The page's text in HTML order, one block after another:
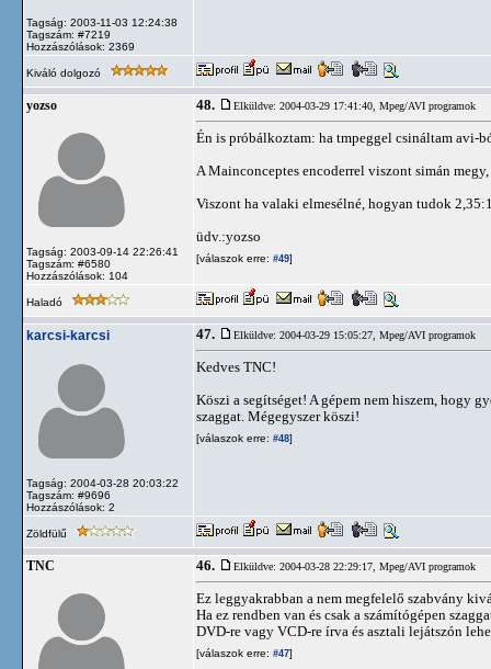
Tagság: 2003-11-03 12:24:38
Tagszám: #7219
Hozzászólások: 2369
Kiváló dolgozó
yozso
Tagság: 2003-09-14 22:26:41
Tagszám: #6580
Hozzászólások: 104
48. Elküldve: 2004-03-29 17:41:40, Mpeg/AVI programok
Én is próbálkoztam: ha tmpeggel csináltam avi-
A Mainconceptes encoderrel viszont simán
Viszont ha valaki elmesélné, hogyan tudok
üdv.:yozso
[válaszok erre: #49]
Haladó
karcsi-karcsi
Tagság: 2004-03-28 20:03:22
Tagszám: #9696
Hozzászólások: 2
47. Elküldve: 2004-03-29 15:05:27, Mpeg/AVI programok
Kedves TNC!
Köszi a segítséget! A gépem nem hiszem, hogy
szaggat. Mégegyszer köszi!
[válaszok erre: #48]
Zöldfülű
TNC 46. Elküldve: 2004-03-28 22:29:17, Mpeg/AVI programok
Ez leggyakrabban a nem megfelelő szabvány
Ha ez rendben van és csak a számítógépen
DVD-re vagy VCD-re írva és asztali lejátszón
[válaszok erre: #47]